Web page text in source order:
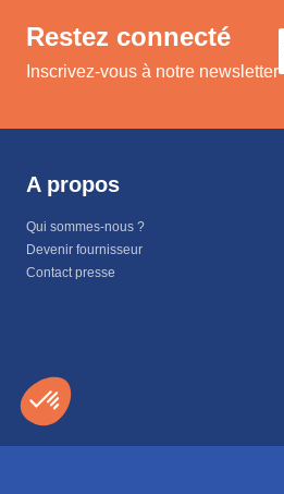
Restez connecté
Inscrivez-vous à notre newsletter
A propos
Qui sommes-nous ?
Devenir fournisseur
Contact presse